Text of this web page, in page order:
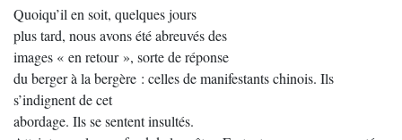
Quoiqu’il en soit, quelques jours
plus tard, nous avons été abreuvés des
images « en retour », sorte de réponse
du berger à la bergère : celles de manifestants chinois. Ils
s’indignent de cet
abordage. Ils se sentent insultés.